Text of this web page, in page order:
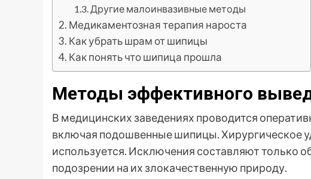
Другие малоинвазивные методы
Медикаментозная терапия нароста
Как убрать шрам от шипицы
Как понять что шипица прошла
Методы эффективного
В медицинских заведениях проводится
включая подошвенные шипицы. Хирургическое
используется. Исключения составляют только
подозрении на их злокачественную природу.